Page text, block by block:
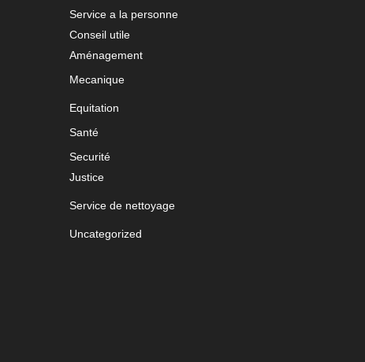
Service a la personne
Conseil utile
Aménagement
Mecanique
Equitation
Santé
Securité
Justice
Service de nettoyage
Uncategorized